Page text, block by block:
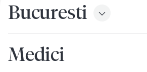
Bucuresti
Medici